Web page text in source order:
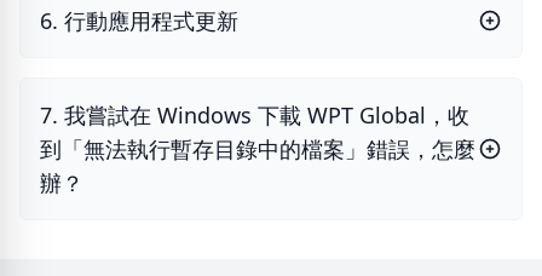
6. 行動應用程式更新
7. 我嘗試在 Windows 下載 WPT Global，收
到「無法執行暫存目錄中的檔案」錯誤，怎麼
辦？